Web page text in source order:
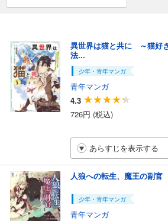
異世界は猫と共に ～猫好
法...
少年・青年マンガ
青年マンガ
4.3
726円 (税込)
あらすじを表示する
人狼への転生、魔王の副
少年・青年マンガ
青年マンガ